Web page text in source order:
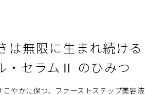
は無限に生まれ続ける
・セラムⅡ のひみつ
こやかに保つ、ファーストステップ美容液